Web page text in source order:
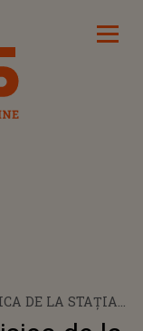
DE LA STAȚIA
OMU!